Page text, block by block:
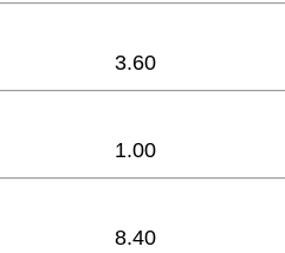
3.60
1.00
8.40